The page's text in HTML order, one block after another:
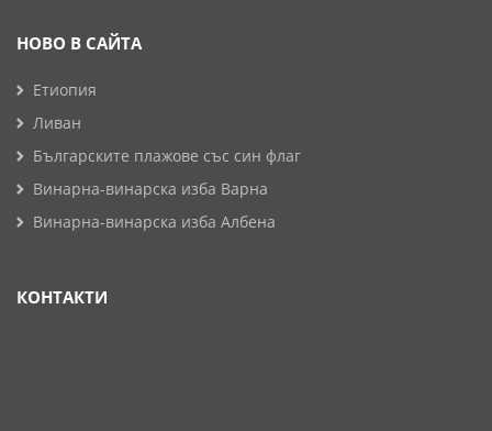
НОВО В САЙТА
Етиопия
Ливан
Българските плажове със син флаг
Винарна-винарска изба Варна
Винарна-винарска изба Албена
КОНТАКТИ